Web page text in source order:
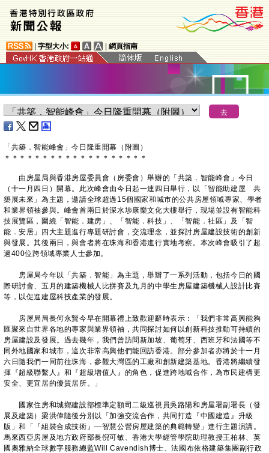
字型大小: 網頁指南
「共築．智能峰會」今日隆重開幕（附圖）
＊ ＊ ＊ ＊ ＊ ＊ ＊ ＊ ＊ ＊ ＊ ＊ ＊ ＊ ＊ ＊ ＊ ＊ ＊
由房屋局與香港房屋委員會（房委會）舉辦的「共築．智能峰會」今日
（十一月四日）開幕。此次峰會由今日起一連四日舉行，以「智能助建屋 共
築展未來」為主題，邀請全球超過15個國家和城市的公共房屋領域專家、學者
和業界領袖參與。峰會首兩日於深水埗康樂文化大樓舉行，現場並設有智能科
技展覽區，圍繞「智能．建房」、「智能．科技」、「智能．社區」及「智
能．安居」四大主題進行專題研討會，交流理念，並探討房屋建設技術的創新
與發展。其後兩日，與會者將在珠海和香港進行實地考察。本次峰會吸引了超
過400位跨領域專業人士參加。
房屋局今年以「共築．智能」為主題，舉辦了一系列活動，包括今日的國
際研討會、五月的建築機械人比拼賽及九月的中學生房屋建築機械人設計比賽
等，以促進建屋科技產業的發展。
房屋局局長何永賢今早在開幕禮上致歡迎辭時表示：「我們非常高興能夠
匯聚來自世界各地的專家與業界領袖，共同探討如何以創新科技推動可持續的
房屋建設及發展。過去幾年，我們曾訪問新加坡、葡萄牙、西班牙和法國等不
同外地國家和城市，這次非常高興他們能回訪香港。部分參加者亦將於十一月
六日隨我們一同前往珠海，參觀大灣區的工廠和創新建築基地。香港將繼續發
揮『超級聯繫人』和『超級增值人』的角色，促進跨地域合作，為市民建構更
安全、更宜居的優質居所。」
國家住房和城鄉建設部標準定額司二級巡視員吳路陽和房屋署副署長（發
展及建築）梁洪偉隨後分別以「加強交流合作，共同打造『中國建造』升級
版」和「『組裝合成技術』—智慧公營房屋建築的典範轉變」進行主題演講。
馬來西亞房屋及地方政府部長倪可敏、香港大學經管學院助理教授王柏林、英
國奧雅納全球數字服務總監Will Cavendish博士、法國布依格建築集團副行政